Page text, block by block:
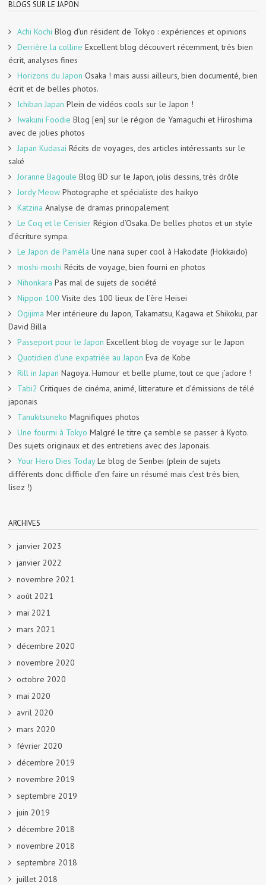
BLOGS SUR LE JAPON
Achi Kochi Blog d’un résident de Tokyo : expériences et opinions
Derrière la colline Excellent blog découvert récemment, très bien
écrit, analyses fines
Horizons du Japon Osaka ! mais aussi ailleurs, bien documenté, bien
écrit et de belles photos.
Ichiban Japan Plein de vidéos cools sur le Japon !
Iwakuni Foodie Blog [en] sur le région de Yamaguchi et Hiroshima
avec de jolies photos
Japan Kudasai Récits de voyages, des articles intéressants sur le
saké
Joranne Bagoule Blog BD sur le Japon, jolis dessins, très drôle
Jordy Meow Photographe et spécialiste des haikyo
Katzina Analyse de dramas principalement
Le Coq et le Cerisier Région d’Osaka. De belles photos et un style
d’écriture sympa.
Le Japon de Paméla Une nana super cool à Hakodate (Hokkaido)
moshi-moshi Récits de voyage, bien fourni en photos
Nihonkara Pas mal de sujets de société
Nippon 100 Visite des 100 lieux de l’ère Heisei
Ogijima Mer intérieure du Japon, Takamatsu, Kagawa et Shikoku, par
David Billa
Passeport pour le Japon Excellent blog de voyage sur le Japon
Quotidien d'une expatriée au Japon Eva de Kobe
Rill in Japan Nagoya. Humour et belle plume, tout ce que j’adore !
Tabi2 Critiques de cinéma, animé, litterature et d’émissions de télé
japonais
Tanukitsuneko Magnifiques photos
Une fourmi à Tokyo Malgré le titre ça semble se passer à Kyoto.
Des sujets originaux et des entretiens avec des Japonais.
Your Hero Dies TodayLe blog de Senbei (plein de sujets
différents donc difficile d’en faire un résumé mais c’est très bien,
lisez !)
ARCHIVES
janvier 2023
janvier 2022
novembre 2021
août 2021
mai 2021
mars 2021
décembre 2020
novembre 2020
octobre 2020
mai 2020
avril 2020
mars 2020
février 2020
décembre 2019
novembre 2019
septembre 2019
juin 2019
décembre 2018
novembre 2018
septembre 2018
juillet 2018